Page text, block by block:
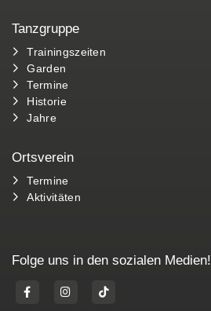
Tanzgruppe
Trainingszeiten
Garden
Termine
Historie
Jahre
Ortsverein
Termine
Aktivitäten
Folge uns in den sozialen Medien!